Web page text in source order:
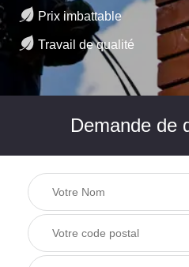
Prix imbattable
Travail de qualité
Demande de